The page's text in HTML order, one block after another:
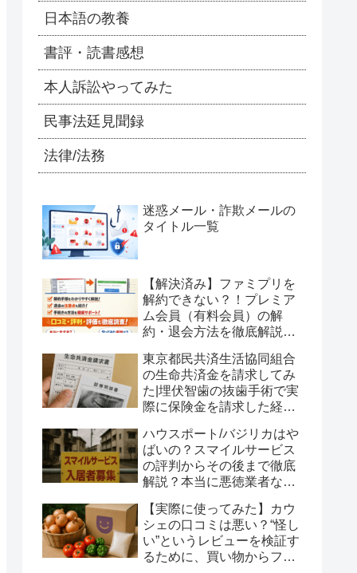
日本語の教養
書評・読書感想
本人訴訟やってみた
民事法廷見聞録
法律/法務
迷惑メール・詐欺メールの
タイトル一覧
【解決済み】ファミプリを
解約できない？！プレミア
ム会員（有料会員）の解
約・退会方法を徹底解説！
調査！
東京都民共済生活協同組合
の生命共済金を請求してみ
た|埋伏智歯の抜歯手術で実
際に保険金を請求した経験
ハウスポート/バジリカはや
ばいの？スマイルサービス
の評判からその後まで徹底
解説？本当に悪徳業者なの
の是非に考えを巡らせてみ
ました
【実際に使ってみた】カウ
シェの口コミは悪い？“怪し
い”というレビューを検証す
るために、買い物からファ